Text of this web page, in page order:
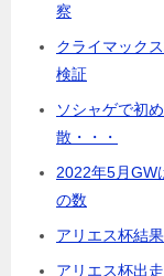
察
クライマック
検証
ソシャゲで初
散・・・
2022年5月GW
の数
アリエス杯結
アリエス杯出